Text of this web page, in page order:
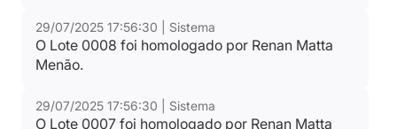
29/07/2025 17:56:30 | Sistema
O Lote 0008 foi homologado por Renan Matta
Menão.
29/07/2025 17:56:30 | Sistema
O Lote 0007 foi homologado por Renan Matta